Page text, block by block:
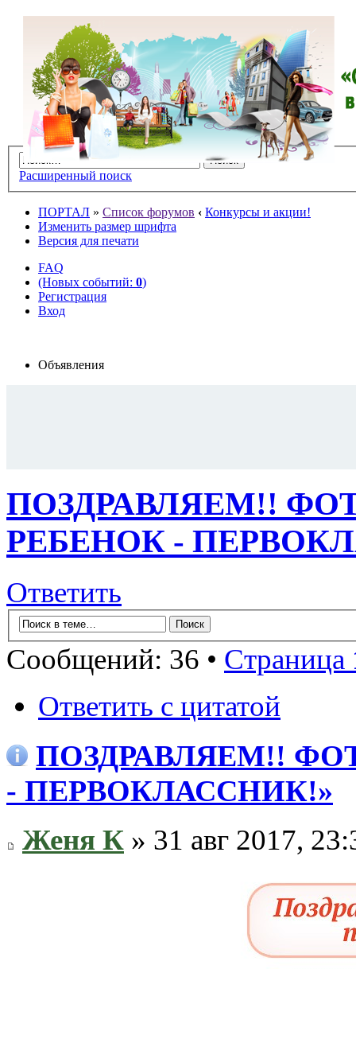
Расширенный поиск
ПОРТАЛ » Список форумов ‹ Конкурсы и акции!
Изменить размер шрифта
Версия для печати
FAQ
(Новых событий: 0)
Регистрация
Вход
Объявления
ПОЗДРАВЛЯЕМ!!
РЕБЕНОК -
Ответить
Сообщений: 36 • Страница
Ответить с цитатой
ПОЗДРАВЛЯЕМ!!
- ПЕРВОКЛАССНИК!»
Женя К » 31 авг 2017,